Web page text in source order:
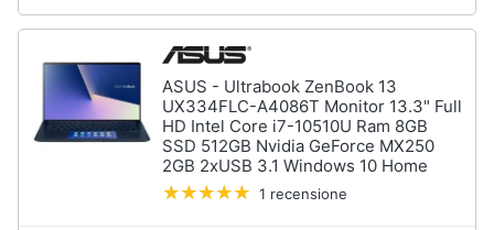
ASUS - Ultrabook ZenBook 13
UX334FLC-A4086T Monitor 13.3" Full
HD Intel Core i7-10510U Ram 8GB
SSD 512GB Nvidia GeForce MX250
2GB 2xUSB 3.1 Windows 10 Home
1 recensione